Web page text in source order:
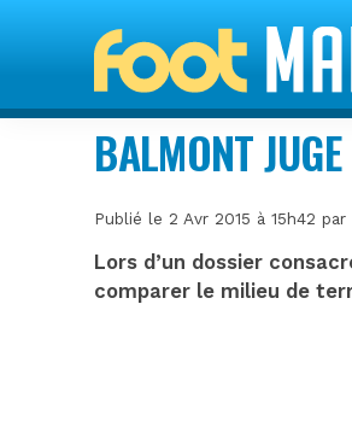
BALMONT
Publié le 2 Avr 2015 à 15h42 par
Lors d’un dossier
comparer le milieu de